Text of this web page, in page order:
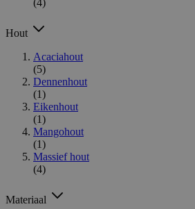
(4)
Hout
Acaciahout
(5)
Dennenhout
(1)
Eikenhout
(1)
Mangohout
(1)
Massief hout
(4)
Materiaal